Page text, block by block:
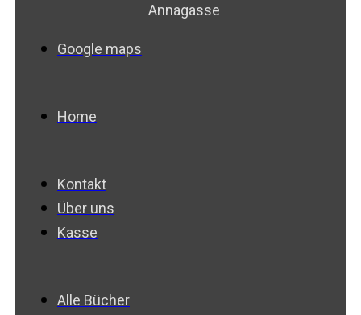
Annagasse
Google maps
Home
Kontakt
Über uns
Kasse
Alle Bücher